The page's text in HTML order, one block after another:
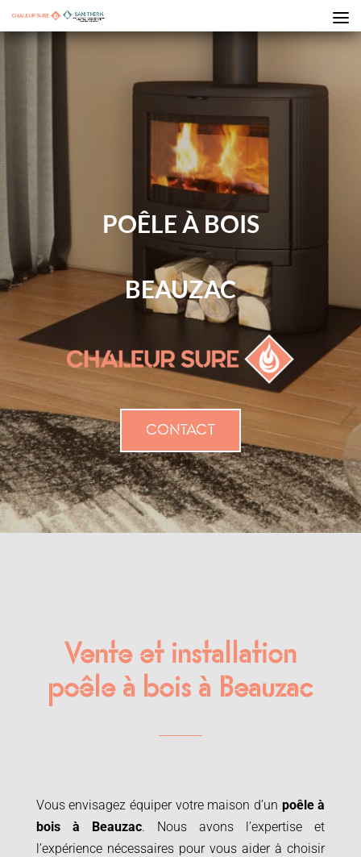
POÊLE À BOIS
BEAUZAC
CONTACT
Vente et installation
poêle à bois à Beauzac
Vous envisagez équiper votre maison d’un poêle à
bois à
Beauzac. Nous avons l’expertise et
l’expérience nécessaires pour vous aider à choisir